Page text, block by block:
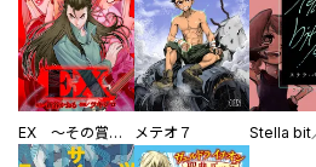
EX ～その賞金稼ぎは、世界の出口を探す～【単行本版】 メテオ７